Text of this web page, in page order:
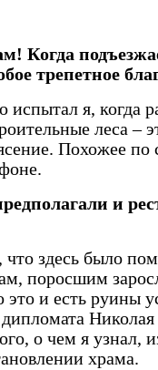
Когда
трепетное
испытал я, когда
леса –
Похожее по
и
здесь было
поросшим
и есть руины
Николая
о чем я узнал,
храма.